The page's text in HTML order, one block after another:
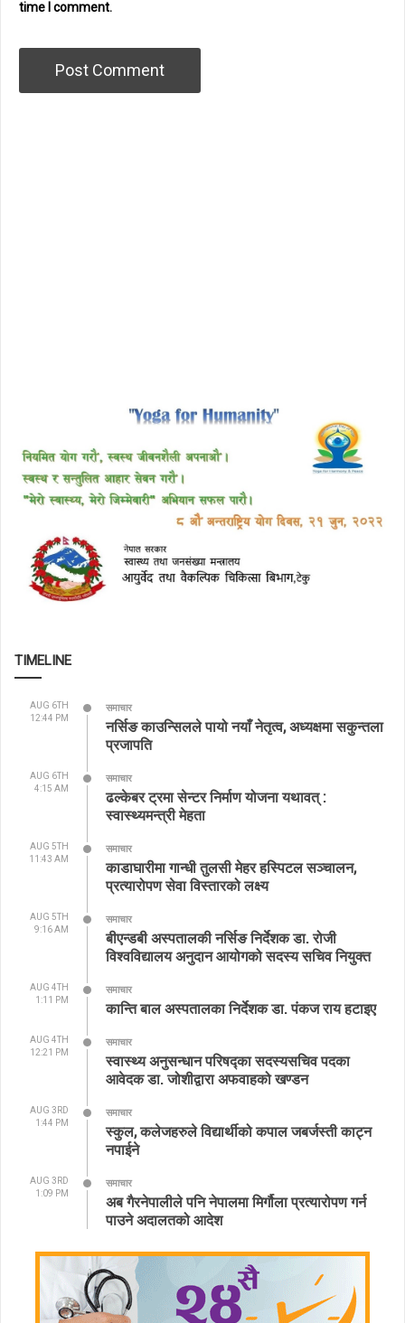
time I comment.
TIMELINE
AUG 6TH
12:44 PM
समाचार
नर्सिङ काउन्सिलले पायो नयाँ नेतृत्व, अध्यक्षमा सकुन्तला
प्रजापति
AUG 6TH
4:15 AM
समाचार
ढल्केबर ट्रमा सेन्टर निर्माण योजना यथावत् :
स्वास्थ्यमन्त्री मेहता
AUG 5TH
11:43 AM
समाचार
काडाघारीमा गान्धी तुलसी मेहर हस्पिटल सञ्चालन,
प्रत्यारोपण सेवा विस्तारको लक्ष्य
AUG 5TH
9:16 AM
समाचार
बीएन्डबी अस्पतालकी नर्सिङ निर्देशक डा. रोजी
विश्वविद्यालय अनुदान आयोगको सदस्य सचिव नियुक्त
AUG 4TH
1:11 PM
समाचार
कान्ति बाल अस्पतालका निर्देशक डा. पंकज राय हटाइए
AUG 4TH
12:21 PM
समाचार
स्वास्थ्य अनुसन्धान परिषद्का सदस्यसचिव पदका
आवेदक डा. जोशीद्वारा अफवाहको खण्डन
AUG 3RD
1:44 PM
समाचार
स्कुल, कलेजहरुले विद्यार्थीको कपाल जबर्जस्ती काट्न
नपाईने
AUG 3RD
1:09 PM
समाचार
अब गैरनेपालीले पनि नेपालमा मिर्गौला प्रत्यारोपण गर्न
पाउने अदालतको आदेश